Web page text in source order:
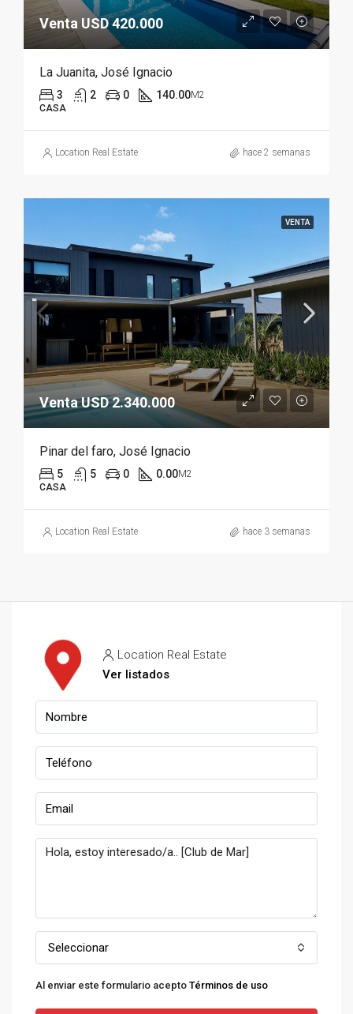
Venta USD 420.000
La Juanita, José Ignacio
3 2 0 140.00M2
CASA
Location Real Estate hace 2 semanas
VENTA
Venta USD 2.340.000
Pinar del faro, José Ignacio
5 5 0 0.00M2
CASA
Location Real Estate hace 3 semanas
Location Real Estate
Ver listados
Seleccionar
Al enviar este formulario acepto Términos de uso